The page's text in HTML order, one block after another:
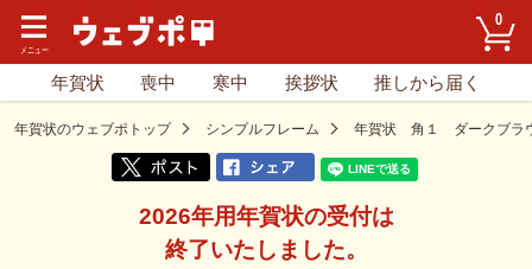
0
年賀状 喪中 寒中 挨拶状 推しから届く
年賀状のウェブポトップ シンプルフレーム 年賀状 角１ ダークブラ
2026年用年賀状の受付は
終了いたしました。